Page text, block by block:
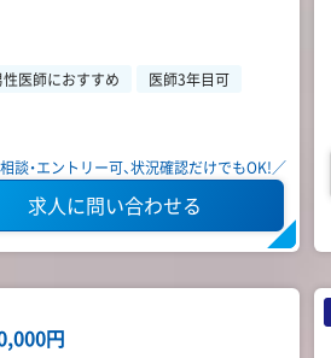
性医師におすすめ
医師3年目可
談・エントリー可、状況確認だけでもOK!／
求人に問い合わせる
円